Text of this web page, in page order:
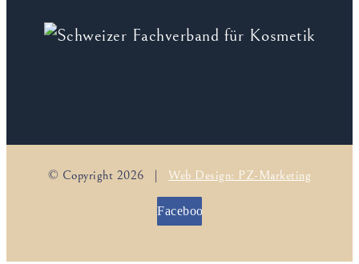
© Copyright 2026 | Web Design: PZ-Marketing
Facebook